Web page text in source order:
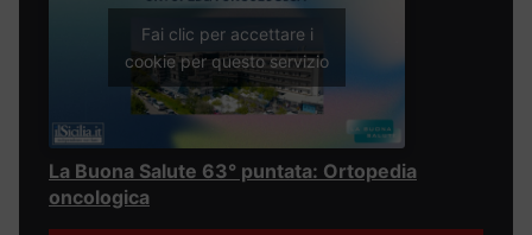
Fai clic per accettare i
cookie per questo servizio
La Buona Salute 63° puntata: Ortopedia
oncologica